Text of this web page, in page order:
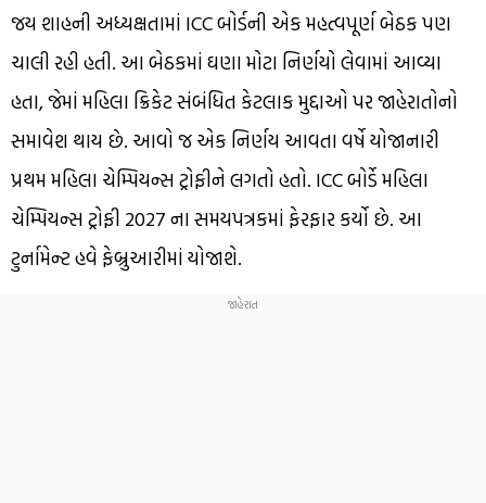
જય શાહની અધ્યક્ષતામાં ICC બોર્ડની એક મહત્વપૂર્ણ બેઠક પણ
ચાલી રહી હતી. આ બેઠકમાં ઘણા મોટા નિર્ણયો લેવામાં આવ્યા
હતા, જેમાં મહિલા ક્રિકેટ સંબંધિત કેટલાક મુદ્દાઓ પર જાહેરાતોનો
સમાવેશ થાય છે. આવો જ એક નિર્ણય આવતા વર્ષે યોજાનારી
પ્રથમ મહિલા ચેમ્પિયન્સ ટ્રોફીને લગતો હતો. ICC બોર્ડે મહિલા
ચેમ્પિયન્સ ટ્રોફી 2027 ના સમયપત્રકમાં ફેરફાર કર્યો છે. આ
ટુર્નામેન્ટ હવે ફેબ્રુઆરીમાં યોજાશે.